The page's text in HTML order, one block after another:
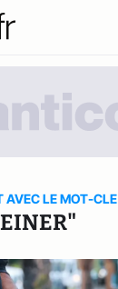
AVEC LE MOT-CLE